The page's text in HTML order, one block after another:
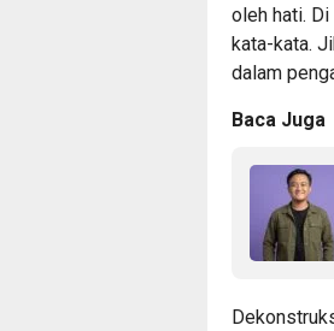
oleh hati.
kata-kata.
dalam
Baca Juga